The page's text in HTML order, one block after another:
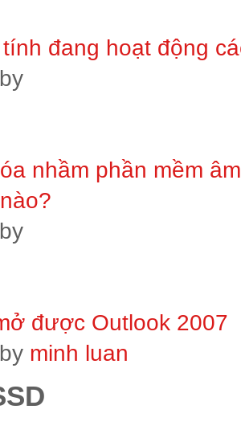
đang hoạt động
nhầm phần mềm
được Outlook 2007
minh luan